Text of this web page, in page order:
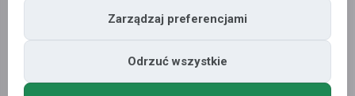
Zarządzaj preferencjami
Odrzuć wszystkie